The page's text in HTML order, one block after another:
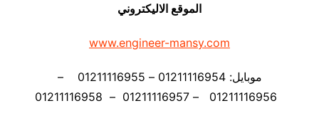
الموقع الاليكتروني
www.engineer-mansy.com
موبايل: 01211116954 – 01211116955 –